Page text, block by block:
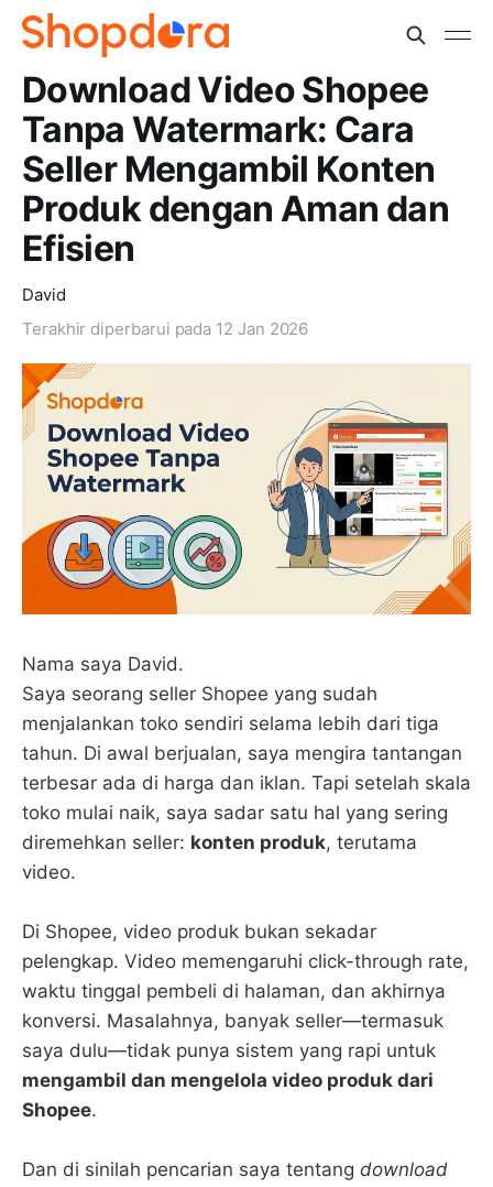
Download Video Shopee
Tanpa Watermark: Cara
Seller Mengambil Konten
Produk dengan Aman dan
Efisien
David
Terakhir diperbarui pada 12 Jan 2026
Nama saya David.
Saya seorang seller Shopee yang sudah
menjalankan toko sendiri selama lebih dari tiga
tahun. Di awal berjualan, saya mengira tantangan
terbesar ada di harga dan iklan. Tapi setelah skala
toko mulai naik, saya sadar satu hal yang sering
diremehkan seller: konten produk, terutama
video.
Di Shopee, video produk bukan sekadar
pelengkap. Video memengaruhi click-through rate,
waktu tinggal pembeli di halaman, dan akhirnya
konversi. Masalahnya, banyak seller—termasuk
saya dulu—tidak punya sistem yang rapi untuk
mengambil dan mengelola video produk dari
Shopee.
Dan di sinilah pencarian saya tentang download